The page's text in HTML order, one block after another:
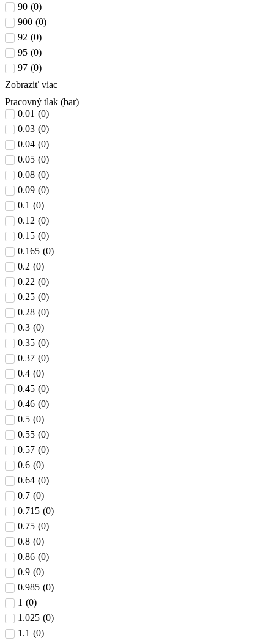
90 (0)
900 (0)
92 (0)
95 (0)
97 (0)
Zobraziť viac
Pracovný tlak (bar)
0.01 (0)
0.03 (0)
0.04 (0)
0.05 (0)
0.08 (0)
0.09 (0)
0.1 (0)
0.12 (0)
0.15 (0)
0.165 (0)
0.2 (0)
0.22 (0)
0.25 (0)
0.28 (0)
0.3 (0)
0.35 (0)
0.37 (0)
0.4 (0)
0.45 (0)
0.46 (0)
0.5 (0)
0.55 (0)
0.57 (0)
0.6 (0)
0.64 (0)
0.7 (0)
0.715 (0)
0.75 (0)
0.8 (0)
0.86 (0)
0.9 (0)
0.985 (0)
1 (0)
1.025 (0)
1.1 (0)